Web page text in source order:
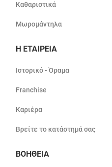
Καθαριστικά
Μωρομάντηλα
Η ΕΤΑΙΡΕΙΑ
Ιστορικό - Όραμα
Franchise
Καριέρα
Βρείτε το κατάστημά σας
ΒΟΗΘΕΙΑ